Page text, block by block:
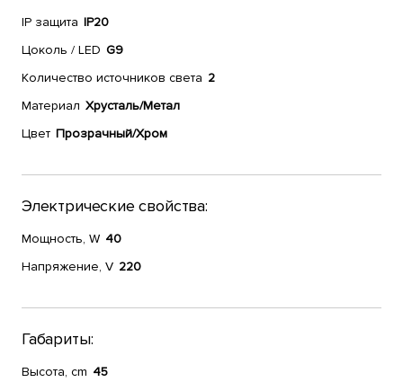
IP защита IP20
Цоколь / LED G9
Количество источников света 2
Материал Хрусталь/Метал
Цвет Прозрачный/Хром
Электрические свойства:
Мощность, W 40
Напряжение, V 220
Габариты:
Высота, cm 45